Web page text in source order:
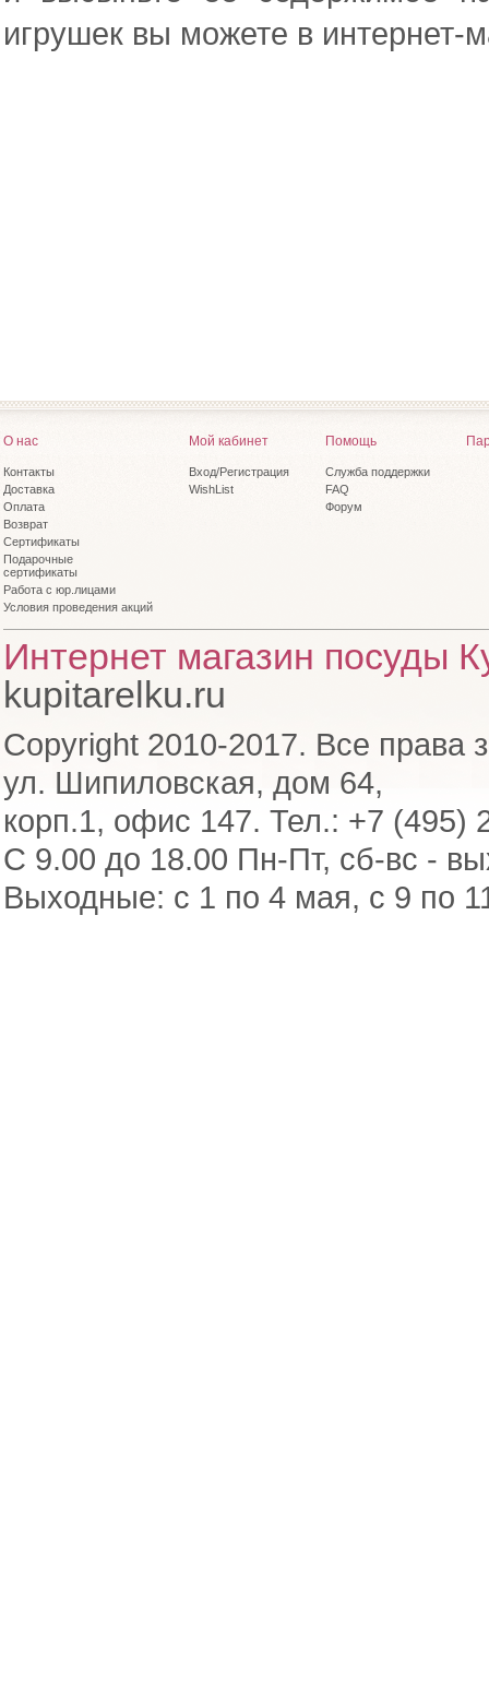
игрушек вы можете в интернет-
О нас
Контакты
Доставка
Оплата
Возврат
Сертификаты
Подарочные
сертификаты
Работа с юр.лицами
Условия проведения акций
Мой кабинет
Вход/Регистрация
WishList
Помощь
Служба поддержки
FAQ
Форум
Интернет магазин посуды
kupitarelku.ru
Copyright 2010-2017. Все права
ул. Шипиловская, дом 64,
корп.1, офис 147. Тел.: +7 (495)
С 9.00 до 18.00 Пн-Пт, сб-вс -
Выходные: с 1 по 4 мая, с 9 по